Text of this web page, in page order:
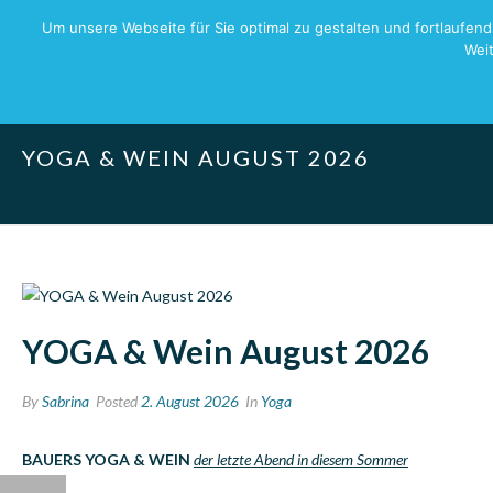
YOGA & WEIN AUGUST 2026
YOGA & Wein August 2026
BySabrina Posted 2. August 2026 In Yoga
BAUERS YOGA & WEIN der letzte Abend in diesem Sommer
Um unsere Webseite für Sie optimal zu gestalten und